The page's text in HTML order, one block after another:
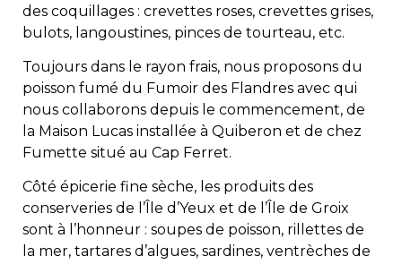
des coquillages : crevettes roses, crevettes grises,
bulots, langoustines, pinces de tourteau, etc.
Toujours dans le rayon frais, nous proposons du
poisson fumé du Fumoir des Flandres avec qui
nous collaborons depuis le commencement, de
la Maison Lucas installée à Quiberon et de chez
Fumette situé au Cap Ferret.
Côté épicerie fine sèche, les produits des
conserveries de l’Île d’Yeux et de l’Île de Groix
sont à l’honneur : soupes de poisson, rillettes de
la mer, tartares d’algues, sardines, ventrèches de